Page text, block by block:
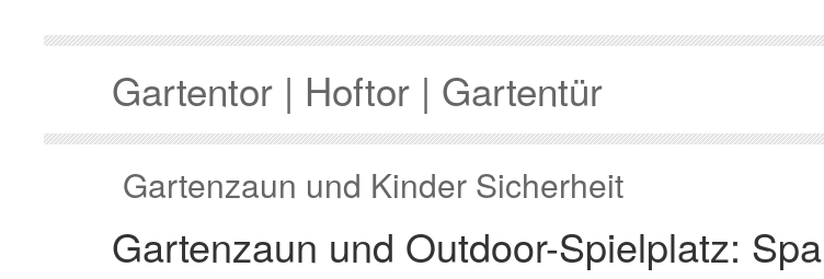
Gartentor | Hoftor | Gartentür
Gartenzaun und Kinder Sicherheit
Gartenzaun und Outdoor-Spielplatz: